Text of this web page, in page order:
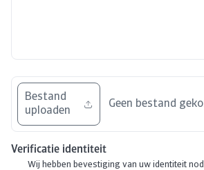
Bestand
uploaden
Geen bestand
Verificatie identiteit
Wij hebben bevestiging van uw identiteit